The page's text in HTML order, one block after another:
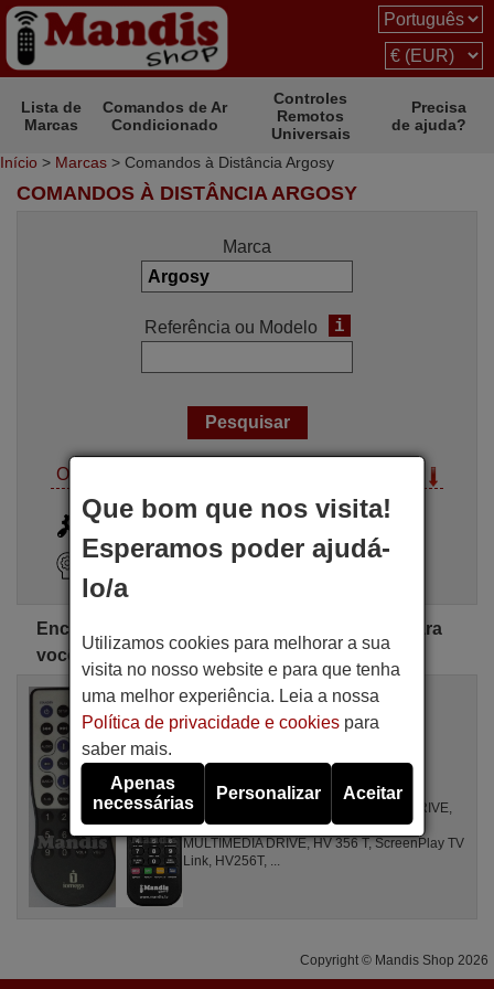
Lista de
Marcas
Comandos de Ar
Condicionado
Controles
Remotos
Universais
Precisa
de ajuda?
Início > Marcas > Comandos à Distância Argosy
COMANDOS À DISTÂNCIA ARGOSY
Marca
Referência ou Modelo i
Opções de pesquisa
Busca Avançada i
Assistente de pesquisa
Encontre o controle remoto Argosy perfeito para
você
Comandos à distância equivalente
Argosy Screenplay-HD
17,27 €(IVA incluído)
Argosy
Para S 35 HARD DISK, MULTIMEDIA DRIVE,
ScreenplayHD, MOBILE-VIDEO-HDD,
MULTIMEDIA DRIVE, HV 356 T, ScreenPlay TV
Link, HV256T, ...
Copyright © Mandis Shop 2026
Que bom que nos visita!
Esperamos poder ajudá-
lo/a
Utilizamos cookies para melhorar a sua
visita no nosso website e para que tenha
uma melhor experiência. Leia a nossa
Política de privacidade e cookiespara
saber mais.
Apenas
necessárias
Personalizar Aceitar